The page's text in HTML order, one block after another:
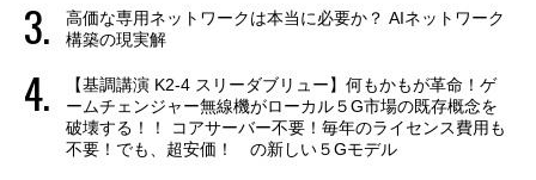
高価な専用ネットワークは本当に必要か？ AIネットワーク
構築の現実解
【基調講演 K2-4 スリーダブリュー】何もかもが革命！ゲ
ームチェンジャー無線機がローカル５G市場の既存概念を
破壊する！！ コアサーバー不要！毎年のライセンス費用も
不要！でも、超安価！ の新しい５Gモデル